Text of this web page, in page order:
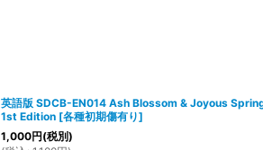
英語版 SDCB-EN014 Ash Blossom & Joyous
1st Edition [各種初期傷有り]
1,000円(税別)